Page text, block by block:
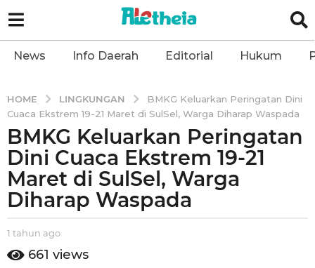
News Info Daerah Editorial Hukum
HOME LINGKUNGAN
BMKG Keluarkan Peringatan Dini
Cuaca Ekstrem 19-21 Maret di SulSel, Warga Diharap Waspada
t
a
h
u
a
g
BMKG Keluarkan Peringatan
Dini Cuaca Ekstrem 19-21
Maret di SulSel, Warga
Diharap Waspada
b
a
1 tahun ago
t
a
661 views